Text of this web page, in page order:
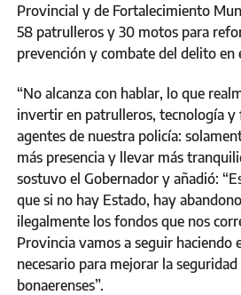
Provincial y de Fortalecimiento
58 patrulleros y 30 motos para
prevención y combate del delito en
“No alcanza con hablar, lo que
invertir en patrulleros, tecnología y
agentes de nuestra policía:
más presencia y llevar más
sostuvo el Gobernador y añadió:
que si no hay Estado, hay
ilegalmente los fondos que nos
Provincia vamos a seguir haciendo
necesario para mejorar la
bonaerenses”.